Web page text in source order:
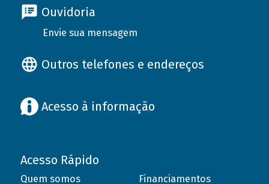
Ouvidoria
Envie sua mensagem
Outros telefones e endereços
Acesso à informação
Acesso Rápido
Quem somos
Financiamentos